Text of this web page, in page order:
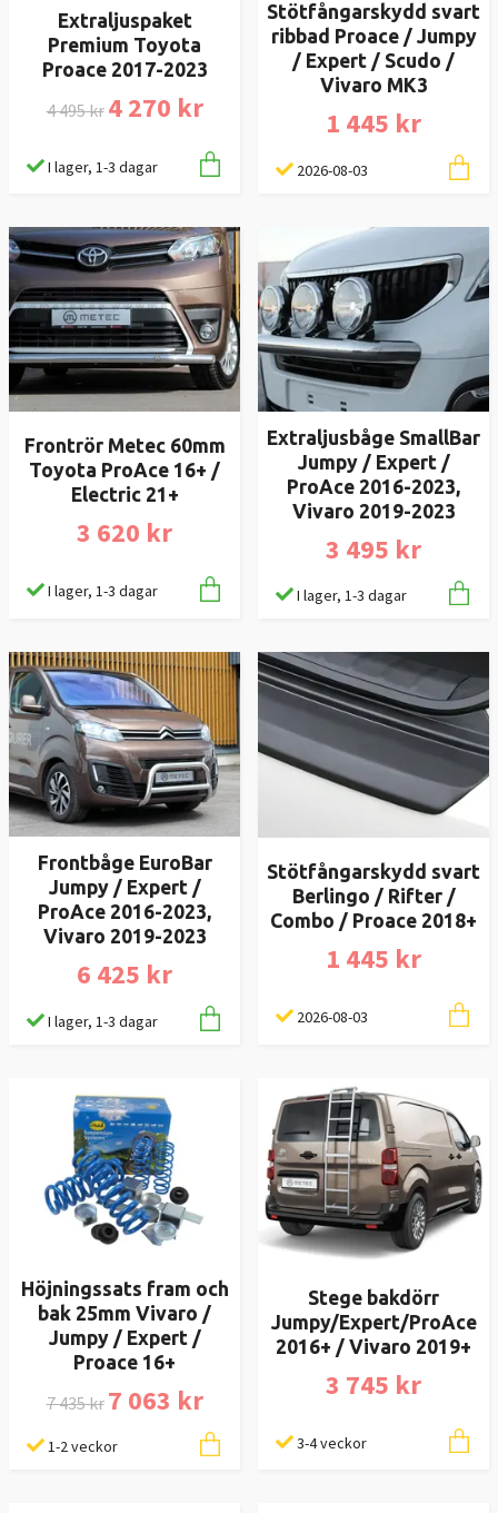
Extraljuspaket
Premium Toyota
Proace 2017-2023
4 495 kr 4 270 kr
I lager, 1-3 dagar
Stötfångarskydd svart
ribbad Proace / Jumpy
/ Expert / Scudo /
Vivaro MK3
1 445 kr
2026-08-03
Frontrör Metec 60mm
Toyota ProAce 16+ /
Electric 21+
3 620 kr
I lager, 1-3 dagar
Extraljusbåge SmallBar
Jumpy / Expert /
ProAce 2016-2023,
Vivaro 2019-2023
3 495 kr
I lager, 1-3 dagar
Frontbåge EuroBar
Jumpy / Expert /
ProAce 2016-2023,
Vivaro 2019-2023
6 425 kr
I lager, 1-3 dagar
Stötfångarskydd svart
Berlingo / Rifter /
Combo / Proace 2018+
1 445 kr
2026-08-03
Höjningssats fram och
bak 25mm Vivaro /
Jumpy / Expert /
Proace 16+
7 435 kr 7 063 kr
1-2 veckor
Stege bakdörr
Jumpy/Expert/ProAce
2016+ / Vivaro 2019+
3 745 kr
3-4 veckor